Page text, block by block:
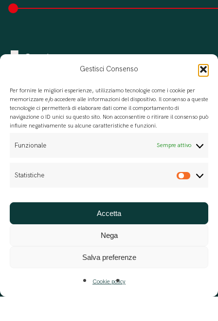
Gestisci Consenso
Per fornire le migliori esperienze, utilizziamo tecnologie come i cookie per
memorizzare e/o accedere alle informazioni del dispositivo. Il consenso a queste
tecnologie ci permetterà di elaborare dati come il comportamento di
navigazione o ID unici su questo sito. Non acconsentire o ritirare il consenso può
influire negativamente su alcune caratteristiche e funzioni.
Funzionale Sempre attivo
Statistiche
Accetta
Nega
Salva preferenze
Cookie policy
Per progettazione, erogazione e valutazione di
Società di consulenza